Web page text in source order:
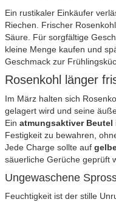
Ein rustikaler Einkäufer
Riechen. Frischer
Säure. Für sorgfältige
kleine Menge kaufen und
Geschmack zur
Rosenkohl länger
Im März halten sich
gelagert wird und seine
Ein atmungsaktiver Beutel
Festigkeit zu bewahren,
Jede Charge sollte auf
säuerliche Gerüche geprüft
Ungewaschene
Feuchtigkeit ist der stille